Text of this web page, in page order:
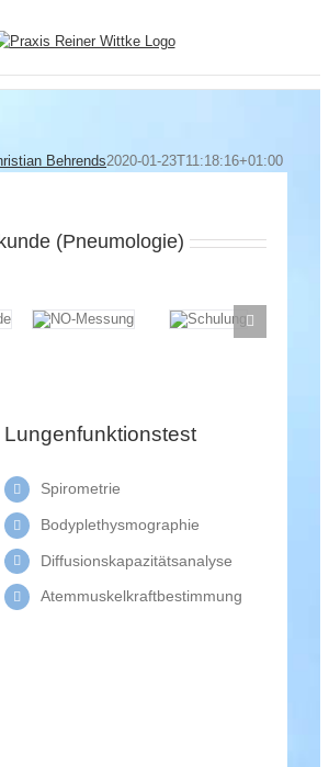
Behrends2020-01-23T11:18:16+01:00
(Pneumologie)
Lungenfunktionstest
Spirometrie
Bodyplethysmographie
Diffusionskapazitätsanalyse
Atemmuskelkraftbestimmung